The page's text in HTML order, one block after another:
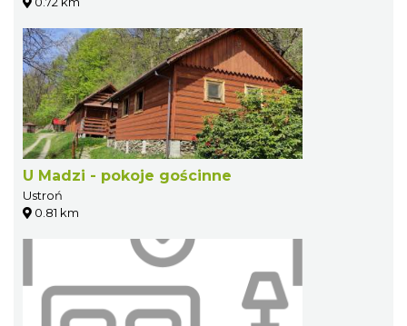
U Madzi - pokoje gościnne
Ustroń
0.81 km